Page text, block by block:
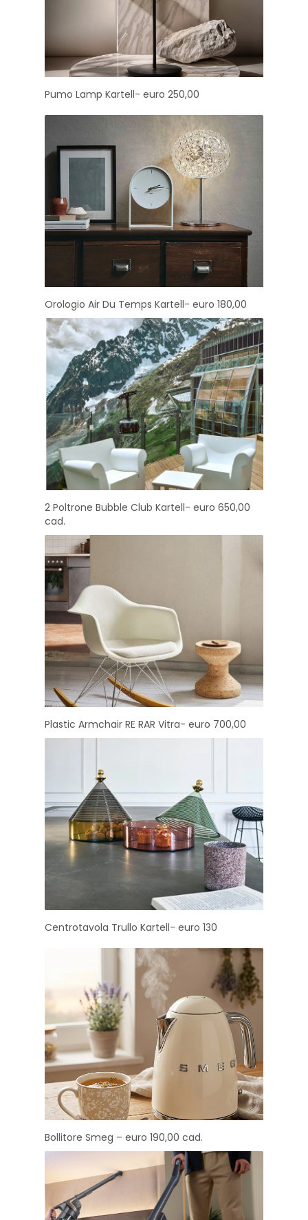
Pumo Lamp Kartell- euro 250,00
Orologio Air Du Temps Kartell- euro 180,00
2 Poltrone Bubble Club Kartell- euro 650,00
cad.
Plastic Armchair RE RAR Vitra- euro 700,00
Centrotavola Trullo Kartell- euro 130
Bollitore Smeg – euro 190,00 cad.